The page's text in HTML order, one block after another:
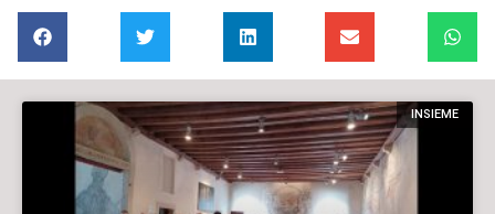
INSIEME